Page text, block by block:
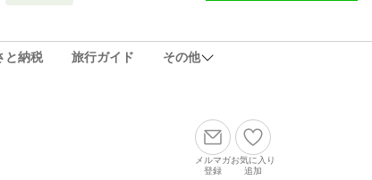
と納税 旅行ガイド その他
メルマガ
登録
お気に入り
追加